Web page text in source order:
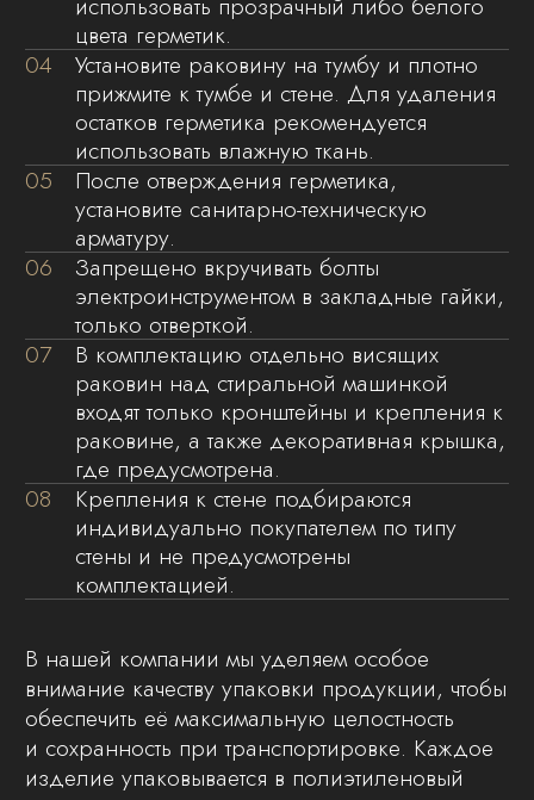
Выбирая нашу продукцию, вы выбираете
качество, безопасность и профессионализм
на каждом этапе — от производства
до доставки.